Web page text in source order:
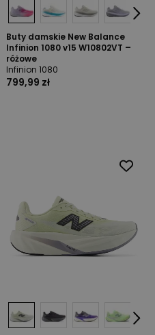
Buty damskie New Balance
Infinion 1080 v15 W10802VT –
różowe
Infinion 1080
799,99 zł